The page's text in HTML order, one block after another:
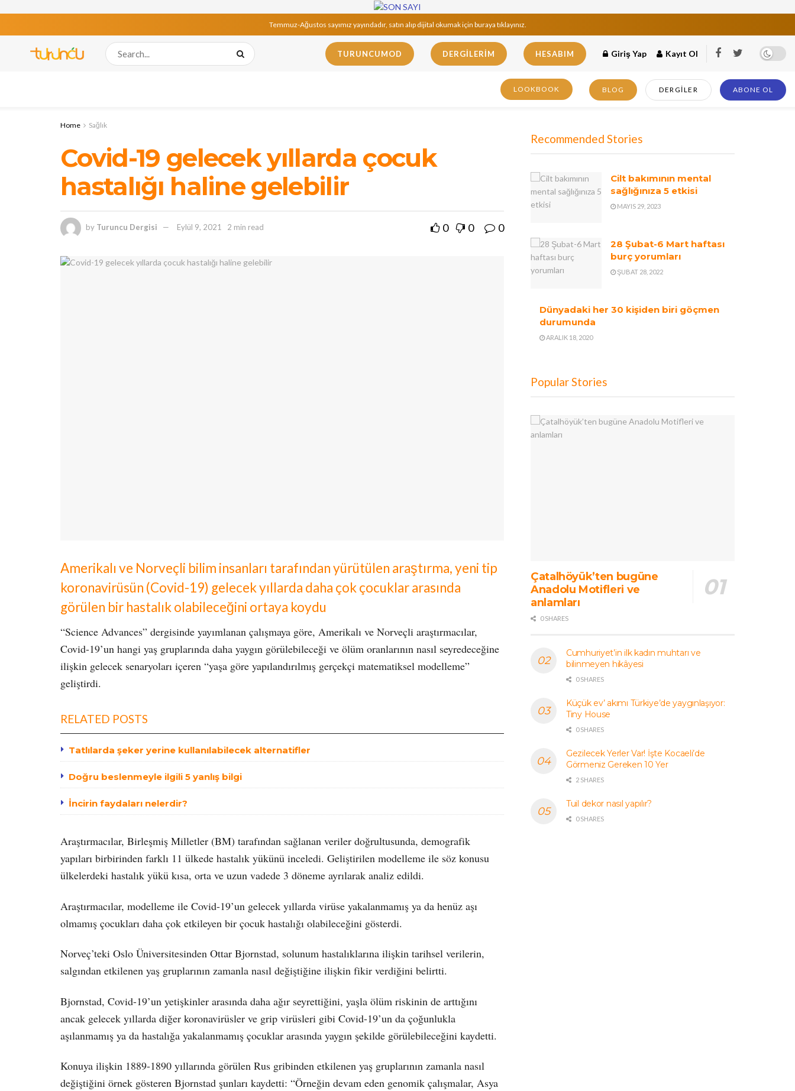
Temmuz-Ağustos sayımız yayındadır, satın alıp dijital okumak için buraya tıklayınız.
TURUNCUMOD DERGILERIM HESABIM Giriş Yap Kayıt Ol
LOOKBOOK BLOG DERGILER ABONE OL
Home Sağlık
Covid-19 gelecek yıllarda çocuk
hastalığı haline gelebilir
by Turuncu Dergisi Eylül 9, 2021 2 min read 0 0 0
Amerikalı ve Norveçli bilim insanları tarafından yürütülen araştırma, yeni tip
koronavirüsün (Covid-19) gelecek yıllarda daha çok çocuklar arasında
görülen bir hastalık olabileceğini ortaya koydu
“Science Advances” dergisinde yayımlanan çalışmaya göre, Amerikalı ve Norveçli araştırmacılar,
Covid-19’un hangi yaş gruplarında daha yaygın görülebileceği ve ölüm oranlarının nasıl seyredeceğine
ilişkin gelecek senaryoları içeren “yaşa göre yapılandırılmış gerçekçi matematiksel modelleme”
geliştirdi.
RELATED POSTS
Tatlılarda şeker yerine kullanılabilecek alternatifler
Doğru beslenmeyle ilgili 5 yanlış bilgi
İncirin faydaları nelerdir?
Araştırmacılar, Birleşmiş Milletler (BM) tarafından sağlanan veriler doğrultusunda, demografik
yapıları birbirinden farklı 11 ülkede hastalık yükünü inceledi. Geliştirilen modelleme ile söz konusu
ülkelerdeki hastalık yükü kısa, orta ve uzun vadede 3 döneme ayrılarak analiz edildi.
Araştırmacılar, modelleme ile Covid-19’un gelecek yıllarda virüse yakalanmamış ya da henüz aşı
olmamış çocukları daha çok etkileyen bir çocuk hastalığı olabileceğini gösterdi.
Norveç’teki Oslo Üniversitesinden Ottar Bjornstad, solunum hastalıklarına ilişkin tarihsel verilerin,
salgından etkilenen yaş gruplarının zamanla nasıl değiştiğine ilişkin fikir verdiğini belirtti.
Bjornstad, Covid-19’un yetişkinler arasında daha ağır seyrettiğini, yaşla ölüm riskinin de arttığını
ancak gelecek yıllarda diğer koronavirüsler ve grip virüsleri gibi Covid-19’un da çoğunlukla
aşılanmamış ya da hastalığa yakalanmamış çocuklar arasında yaygın şekilde görülebileceğini kaydetti.
Konuya ilişkin 1889-1890 yıllarında görülen Rus gribinden etkilenen yaş gruplarının zamanla nasıl
değiştiğini örnek gösteren Bjornstad şunları kaydetti: “Örneğin devam eden genomik çalışmalar, Asya
Recommended Stories
Cilt bakımının mental
sağlığınıza 5 etkisi
MAYIS 29, 2023
28 Şubat-6 Mart haftası
burç yorumları
ŞUBAT 28, 2022
Dünyadaki her 30 kişiden biri göçmen
durumunda
ARALIK 18, 2020
Popular Stories
Çatalhöyük’ten bugüne
Anadolu Motifleri ve
anlamları
0 SHARES
Cumhuriyet’in ilk kadın muhtarı ve
bilinmeyen hikâyesi
0 SHARES
Küçük ev’ akımı Türkiye’de yaygınlaşıyor:
Tiny House
0 SHARES
Gezilecek Yerler Var! İşte Kocaeli’de
Görmeniz Gereken 10 Yer
2 SHARES
Tuil dekor nasıl yapılır?
0 SHARES